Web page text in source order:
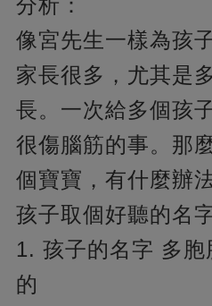
分析：
像宮先生一樣為孩
家長很多，尤其是
長。一次給多個孩
很傷腦筋的事。那
個寶寶，有什麼辦
孩子取個好聽的名
1. 孩子的名字 多
的